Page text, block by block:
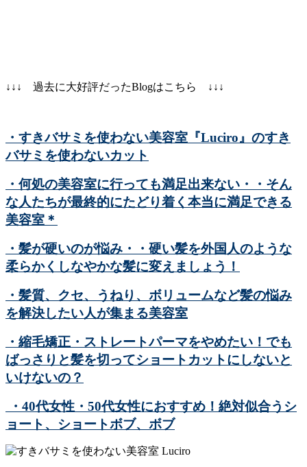
↓↓↓ 過去に大好評だったBlogはこちら ↓↓↓
・すきバサミを使わない美容室『Luciro』のすき
バサミを使わないカット
・何処の美容室に行っても満足出来ない・・そん
な人たちが最終的にたどり着く本当に満足できる
美容室＊
・髪が硬いのが悩み・・硬い髪を外国人のような
柔らかくしなやかな髪に変えましょう！
・髪質、クセ、うねり、ボリュームなど髪の悩み
を解決したい人が集まる美容室
・縮毛矯正・ストレートパーマをやめたい！でも
ばっさりと髪を切ってショートカットにしないと
いけないの？
・40代女性・50代女性におすすめ！絶対似合うシ
ョート、ショートボブ、ボブ